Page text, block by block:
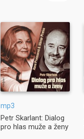
mp3
Petr Skarlant: Dialog
pro hlas muže a ženy